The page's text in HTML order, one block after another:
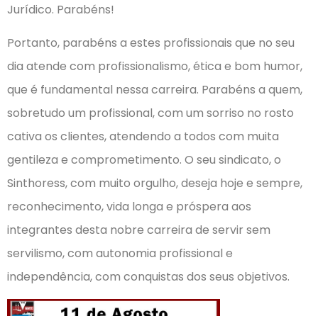
Jurídico. Parabéns!
Portanto, parabéns a estes profissionais que no seu
dia atende com profissionalismo, ética e bom humor,
que é fundamental nessa carreira. Parabéns a quem,
sobretudo um profissional, com um sorriso no rosto
cativa os clientes, atendendo a todos com muita
gentileza e comprometimento. O seu sindicato, o
Sinthoress, com muito orgulho, deseja hoje e sempre,
reconhecimento, vida longa e próspera aos
integrantes desta nobre carreira de servir sem
servilismo, com autonomia profissional e
independência, com conquistas dos seus objetivos.